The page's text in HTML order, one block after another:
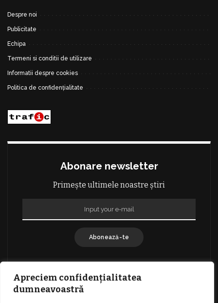
Apreciem confidențialitatea
dumneavoastră
Despre noi
Publicitate
Echipa
Termeni si conditii de utilizare
Informatii despre cookies
Politica de confidențialitate
Abonare newsletter
Primește ultimele noastre știri
Abonează-te